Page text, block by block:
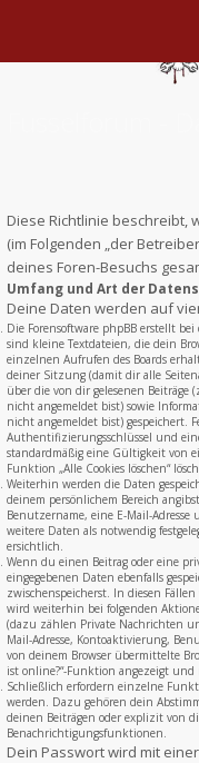
Diese Richtlinie beschreibt,
(im Folgenden „der
deines Foren-Besuchs
Umfang und Art der
Deine Daten werden auf
Die Forensoftware phpBB erstellt bei
sind kleine Textdateien, die dein
einzelnen Aufrufen des Boards
deiner Sitzung (damit dir alle
über die von dir gelesenen Beiträge
nicht angemeldet bist) sowie
nicht angemeldet bist) gespeichert.
Authentifizierungsschlüssel und
standardmäßig eine Gültigkeit von
Funktion „Alle Cookies löschen“
Weiterhin werden die Daten
deinem persönlichem Bereich
Benutzername, eine E-Mail-
weitere Daten als notwendig
ersichtlich.
Wenn du einen Beitrag oder eine
eingegebenen Daten ebenfalls
zwischenspeicherst. In diesen Fällen
wird weiterhin bei folgenden
(dazu zählen Private Nachrichten
Mail-Adresse, Kontoaktivierung,
von deinem Browser übermittelte
ist online?“-Funktion angezeigt
Schließlich erfordern einzelne
werden. Dazu gehören dein
deinen Beiträgen oder explizit von
Benachrichtigungsfunktionen.
Dein Passwort wird mit